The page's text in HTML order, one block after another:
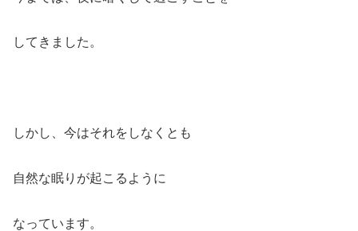
してきました。
しかし、今はそれをしなくとも
自然な眠りが起こるように
なっています。